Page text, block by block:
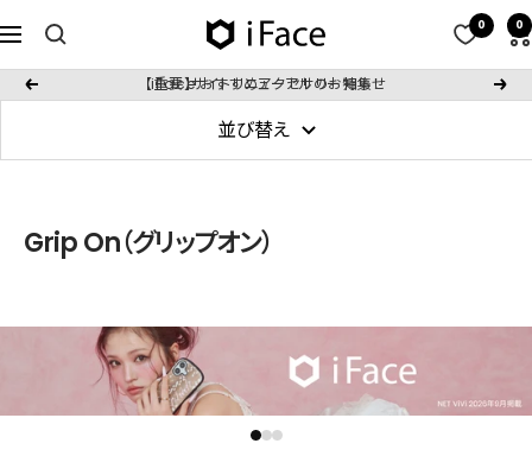
ン
ナ
ビ
ゲ
シ
iFace
日
本
公
式
イ
ト
0 0
戻
iFace おすすめアクセサリー特集！
次
並び替え
Grip On（グリップオン）